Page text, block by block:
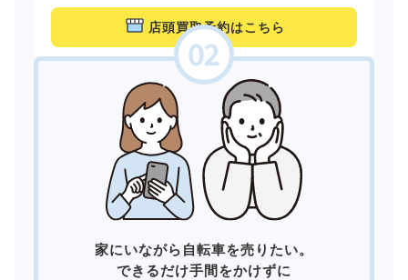
店頭買取予約はこちら
家にいながら自転車を売りたい。
できるだけ手間をかけずに